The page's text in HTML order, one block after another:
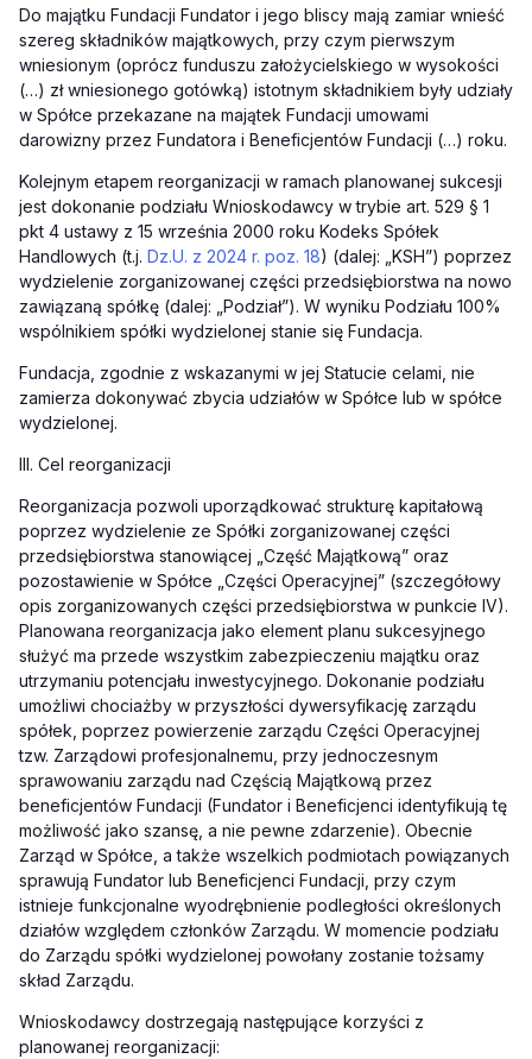
Do majątku Fundacji Fundator i jego bliscy mają zamiar wnieść
szereg składników majątkowych, przy czym pierwszym
wniesionym (oprócz funduszu założycielskiego w wysokości
(…) zł wniesionego gotówką) istotnym składnikiem były udziały
w Spółce przekazane na majątek Fundacji umowami
darowizny przez Fundatora i Beneficjentów Fundacji (…) roku.
Kolejnym etapem reorganizacji w ramach planowanej sukcesji
jest dokonanie podziału Wnioskodawcy w trybie art. 529 § 1
pkt 4 ustawy z 15 września 2000 roku Kodeks Spółek
Handlowych (t.j. Dz.U. z 2024 r. poz. 18) (dalej: „KSH”) poprzez
wydzielenie zorganizowanej części przedsiębiorstwa na nowo
zawiązaną spółkę (dalej: „Podział”). W wyniku Podziału 100%
wspólnikiem spółki wydzielonej stanie się Fundacja.
Fundacja, zgodnie z wskazanymi w jej Statucie celami, nie
zamierza dokonywać zbycia udziałów w Spółce lub w spółce
wydzielonej.
III. Cel reorganizacji
Reorganizacja pozwoli uporządkować strukturę kapitałową
poprzez wydzielenie ze Spółki zorganizowanej części
przedsiębiorstwa stanowiącej „Część Majątkową” oraz
pozostawienie w Spółce „Części Operacyjnej” (szczegółowy
opis zorganizowanych części przedsiębiorstwa w punkcie IV).
Planowana reorganizacja jako element planu sukcesyjnego
służyć ma przede wszystkim zabezpieczeniu majątku oraz
utrzymaniu potencjału inwestycyjnego. Dokonanie podziału
umożliwi chociażby w przyszłości dywersyfikację zarządu
spółek, poprzez powierzenie zarządu Części Operacyjnej
tzw. Zarządowi profesjonalnemu, przy jednoczesnym
sprawowaniu zarządu nad Częścią Majątkową przez
beneficjentów Fundacji (Fundator i Beneficjenci identyfikują tę
możliwość jako szansę, a nie pewne zdarzenie). Obecnie
Zarząd w Spółce, a także wszelkich podmiotach powiązanych
sprawują Fundator lub Beneficjenci Fundacji, przy czym
istnieje funkcjonalne wyodrębnienie podległości określonych
działów względem członków Zarządu. W momencie podziału
do Zarządu spółki wydzielonej powołany zostanie tożsamy
skład Zarządu.
Wnioskodawcy dostrzegają następujące korzyści z
planowanej reorganizacji: